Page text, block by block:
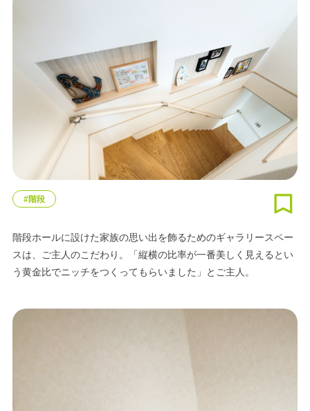
#階段
階段ホールに設けた家族の思い出を飾るためのギャラリースペー
スは、ご主人のこだわり。「縦横の比率が一番美しく見えるとい
う黄金比でニッチをつくってもらいました」とご主人。